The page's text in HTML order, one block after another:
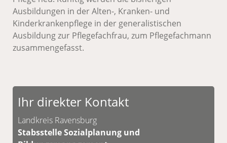
Ausbildungen in der Alten-, Kranken- und
Kinderkrankenpflege in der generalistischen
Ausbildung zur Pflegefachfrau, zum Pflegefachmann
zusammengefasst.
Ihr direkter Kontakt
Landkreis Ravensburg
Stabsstelle Sozialplanung und